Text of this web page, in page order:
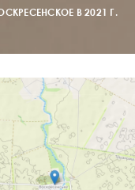
В 2021 Г.